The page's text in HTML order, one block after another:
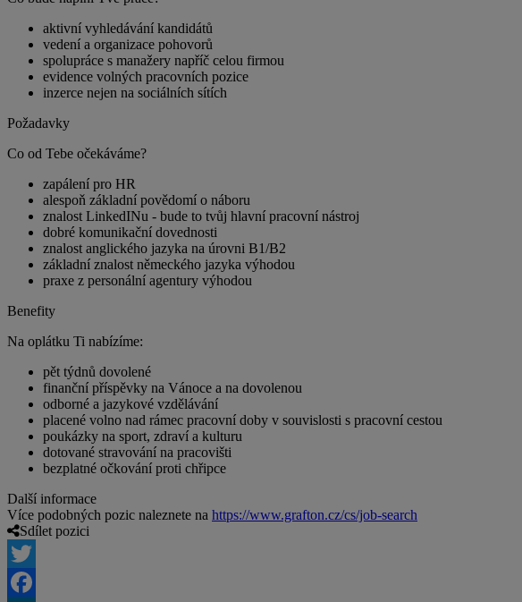
aktivní vyhledávání kandidátů
vedení a organizace pohovorů
spolupráce s manažery napříč celou firmou
evidence volných pracovních pozice
inzerce nejen na sociálních sítích
Požadavky
Co od Tebe očekáváme?
zapálení pro HR
alespoň základní povědomí o náboru
znalost LinkedINu - bude to tvůj hlavní pracovní nástroj
dobré komunikační dovednosti
znalost anglického jazyka na úrovni B1/B2
základní znalost německého jazyka výhodou
praxe z personální agentury výhodou
Benefity
Na oplátku Ti nabízíme:
pět týdnů dovolené
finanční příspěvky na Vánoce a na dovolenou
odborné a jazykové vzdělávání
placené volno nad rámec pracovní doby v souvislosti s pracovní cestou
poukázky na sport, zdraví a kulturu
dotované stravování na pracovišti
bezplatné očkování proti chřipce
Další informace
Více podobných pozic naleznete na https://www.grafton.cz/cs/job-search
Sdílet pozici
Twitter